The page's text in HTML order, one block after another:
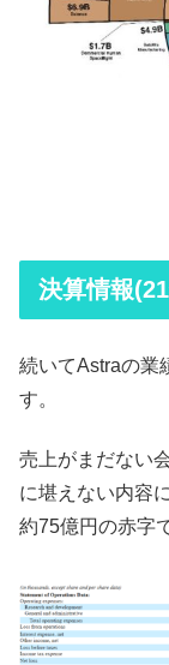
決算情報
続いてAstraの業
す。
売上がまだない
に堪えない内容
約75億円の赤字